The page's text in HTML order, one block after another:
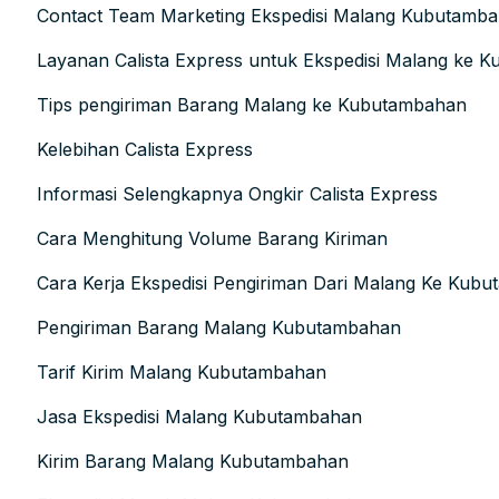
Contact Team Marketing Ekspedisi Malang
Layanan Calista Express untuk Ekspedisi Malang ke
Tips pengiriman Barang Malang ke Kubutambahan
Kelebihan Calista Express
Informasi Selengkapnya Ongkir Calista Express
Cara Menghitung Volume Barang Kiriman
Cara Kerja Ekspedisi Pengiriman Dari Malang Ke
Pengiriman Barang Malang Kubutambahan
Tarif Kirim Malang Kubutambahan
Jasa Ekspedisi Malang Kubutambahan
Kirim Barang Malang Kubutambahan